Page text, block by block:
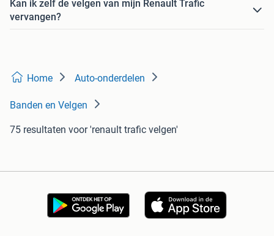
Kan ik zelf de velgen van mijn Renault Trafic
vervangen?
Home Auto-onderdelen
Banden en Velgen
75 resultaten voor 'renault trafic velgen'